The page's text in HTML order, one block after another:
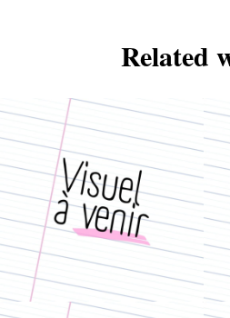
Related